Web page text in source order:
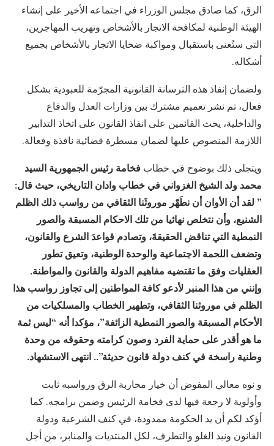
الرق، كما صادق مجلس الوزراء في اجتماعه الأخير على إنشاء
الهيئة الوطنية لمكافحة الاتجار بالأشخاص وتهريب المهاجرين،
التي ستُعنى باستقبال ومواكبة ضحايا الاتجار بالأشخاص بجميع
أشكاله.
ولضمان إنفاذ هذه الترسانة القانونية المجرّمة للعبودية بشكل
فعال، تم نشر تعميم مشترك بين وزارات العدل والدفاع
والداخلية، يحث القائمين على انفاذ القانون على اتخاذ التدابير
اللازمة المنصوص عليها لضمان مسطرة قضائية نافذة وفعالة.
ويتجلى ذلك بوضوح في خطاب فخامة رئيس الجمهورية السيد
محمد ولد الشيخ الغزواني في خطاب وادان التاريخي، حيث قال:
” لقد أن الأوان أن نطَهّر موروثَنا الثقافي من رواسب ذلك الظلم
الشنيع، وأن نتخلص نهائيا من تلك الاحكام المسبقة والصور
النمطية التي تناقض الحقيقةَ، وتصادم قواعدَ الشرع والقانون،
وتضعف اللحمة الاجتماعية والوحدة الوطنية، وتعيق تطور
العقليات وفق ما تقتضيه مفاهيم الدولة والقانون والمواطنة.
‏‏وإنني من هذا المنبر لأدعو كافة المواطنين إلى تجاوز رواسب هذا
الظلم في موروثنا الثقافي، وتطهير الخطاب والمسلكيات من
الأحكام المسبقة والصور النمطية الزائفة”، مؤكدا أنه “ليس ثمة
ما هو أقدر على حماية الفرد وصون كرامته وحقوقه من وحدة
وطنية راسخة في كنف دولة قانون حديثة”.. انتهى الاستشهاد.
و نوه معالي المفوض أن خيار محاربة الرق ورواسبه ثابت
وأولوية لا رجعة فيها لدى فخامة الرئيس وضمن برامجه. كما
أؤكد لكم أن يد الحكومة ممدودة، في كنف الشرعية ودولة
القانون ونبذ الغلو والتطرف، لكل المنتديات والمنابر، من أجل